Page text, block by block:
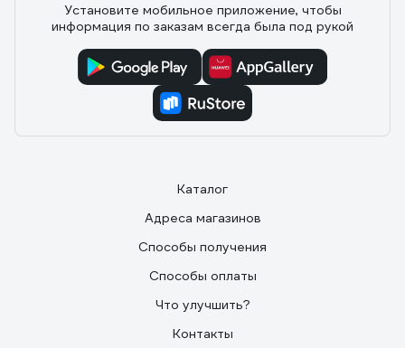
Установите мобильное приложение, чтобы
информация по заказам всегда была под рукой
Каталог
Адреса магазинов
Способы получения
Способы оплаты
Что улучшить?
Контакты